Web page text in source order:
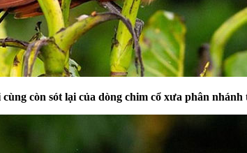
còn sót lại của dòng chim cổ xưa phân